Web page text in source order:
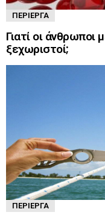
ΠΕΡΊΕΡΓΑ
Γιατί οι άνθρωποι
ξεχωριστοί;
ΠΕΡΊΕΡΓΑ